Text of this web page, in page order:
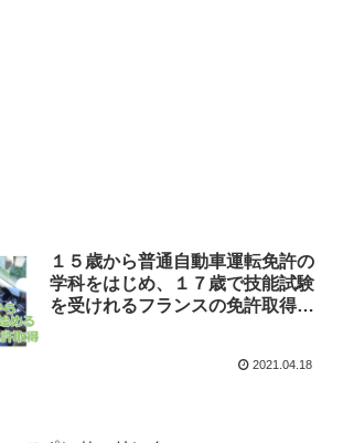
１５歳から普通自動車運転免許の
学科をはじめ、１７歳で技能試験
を受けれるフランスの免許取得の
2021.04.18